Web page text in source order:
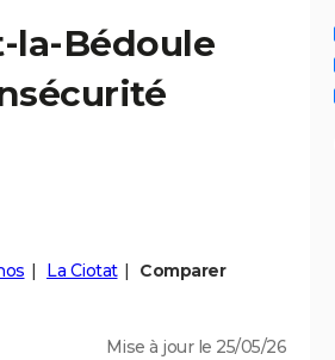
la-Bédoule
La Ciotat
Comparer
Mise à jour le 25/05/26